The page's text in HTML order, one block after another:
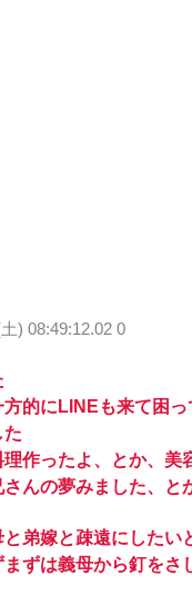
) 08:49:12.02 0
的にLINEも来て困
た
作ったよ、とか、美
んの夢みました、と
弟嫁と疎遠にしたい
まずは義母から釘をさ